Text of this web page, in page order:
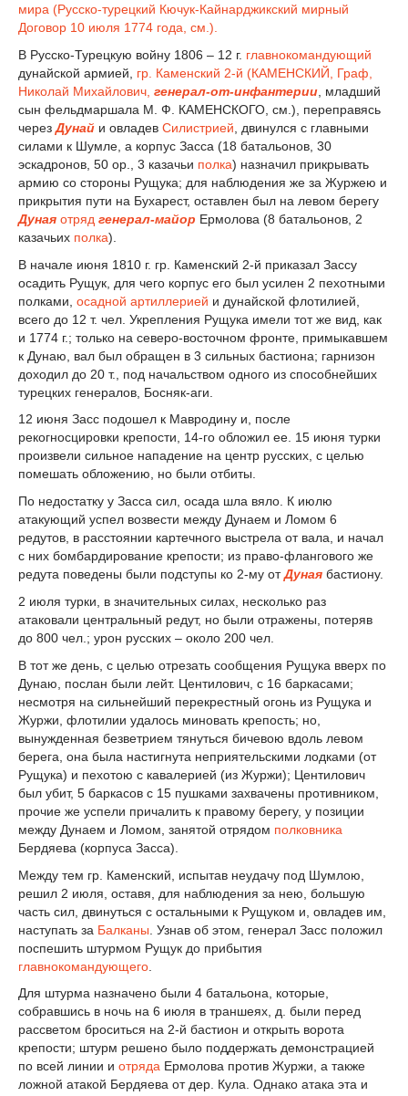
мира (Русско-турецкий Кючук-Кайнарджикский мирный
Договор 10 июля 1774 года, см.).
В Русско-Турецкую войну 1806 – 12 г. главнокомандующий
дунайской армией, гр. Каменский 2-й (КАМЕНСКИЙ, Граф,
Николай Михайлович, генерал-от-инфантерии , младший
сын фельдмаршала М. Ф. КАМЕНСКОГО, см.), переправясь
черезДунай и овладев Силистрией , двинулся с главными
силами к Шумле, а корпус Засса (18 батальонов, 30
эскадронов, 50 ор., 3 казачьи полка) назначил прикрывать
армию со стороны Рущука; для наблюдения же за Журжею и
прикрытия пути на Бухарест, оставлен был на левом берегу
Дуная отряд генерал-майор Ермолова (8 батальонов, 2
казачьих полка).
В начале июня 1810 г. гр. Каменский 2-й приказал Зассу
осадить Рущук, для чего корпус его был усилен 2 пехотными
полками, осадной артиллерией и дунайской флотилией,
всего до 12 т. чел. Укрепления Рущука имели тот же вид, как
и 1774 г.; только на северо-восточном фронте, примыкавшем
к Дунаю, вал был обращен в 3 сильных бастиона; гарнизон
доходил до 20 т., под начальством одного из способнейших
турецких генералов, Босняк-аги.
12 июня Засс подошел к Мавродину и, после
рекогносцировки крепости, 14-го обложил ее. 15 июня турки
произвели сильное нападение на центр русских, с целью
помешать обложению, но были отбиты.
По недостатку у Засса сил, осада шла вяло. К июлю
атакующий успел возвести между Дунаем и Ломом 6
редутов, в расстоянии картечного выстрела от вала, и начал
с них бомбардирование крепости; из право-флангового же
редута поведены были подступы ко 2-му отДуная бастиону.
2 июля турки, в значительных силах, несколько раз
атаковали центральный редут, но были отражены, потеряв
до 800 чел.; урон русских – около 200 чел.
В тот же день, с целью отрезать сообщения Рущука вверх по
Дунаю, послан были лейт. Центилович, с 16 баркасами;
несмотря на сильнейший перекрестный огонь из Рущука и
Журжи, флотилии удалось миновать крепость; но,
вынужденная безветрием тянуться бичевою вдоль левом
берега, она была настигнута неприятельскими лодками (от
Рущука) и пехотою с кавалерией (из Журжи); Центилович
был убит, 5 баркасов с 15 пушками захвачены противником,
прочие же успели причалить к правому берегу, у позиции
между Дунаем и Ломом, занятой отрядом полковника
Бердяева (корпуса Засса).
Между тем гр. Каменский, испытав неудачу под Шумлою,
решил 2 июля, оставя, для наблюдения за нею, большую
часть сил, двинуться с остальными к Рущуком и, овладев им,
наступать за Балканы . Узнав об этом, генерал Засс положил
поспешить штурмом Рущук до прибытия
главнокомандующего
Для штурма назначено были 4 батальона, которые,
собравшись в ночь на 6 июля в траншеях, д. были перед
рассветом броситься на 2-й бастион и открыть ворота
крепости; штурм решено было поддержать демонстрацией
по всей линии и отряда Ермолова против Журжи, а также
ложной атакой Бердяева от дер. Кула. Однако атака эта и